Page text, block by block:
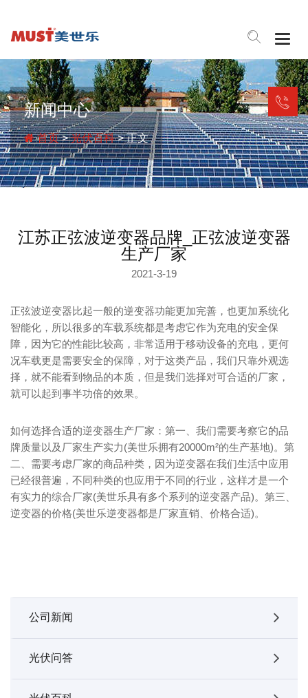
新闻中心
首页>光伏百科> 正文
江苏正弦波逆变器品牌_正弦波逆变器
生产厂家
2021-3-19
正弦波逆变器比起一般的逆变器功能更加完善，也更加系统化
智能化，所以很多的车载系统都是考虑它作为充电的安全保
障，因为它的性能比较高，非常适用于移动设备的充电，更何
况车载更是需要安全的保障，对于这类产品，我们只靠外观选
择，就不能看到物品的本质，但是我们选择对可合适的厂家，
就可以起到事半功倍的效果。
如何选择合适的逆变器生产厂家：第一、我们需要考察它的品
牌质量以及厂家生产实力(美世乐拥有20000m²的生产基地)。第
二、需要考虑厂家的商品种类，因为逆变器在我们生活中应用
已经很普遍，不同种类的也应用于不同的行业，这样才是一个
有实力的综合厂家(美世乐具有多个系列的逆变器产品)。第三、
逆变器的价格(美世乐逆变器都是厂家直销、价格合适)。
公司新闻
光伏问答